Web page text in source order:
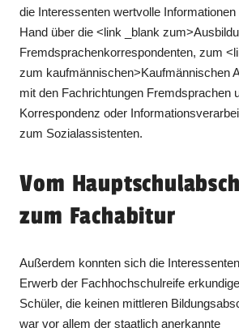
die Interessenten wertvolle
Hand über die <link _blank
Fremdsprachenkorrespondenten, zum
zum kaufmännischen>Kaufmännischen
mit den Fachrichtungen Fremdsprachen
Korrespondenz oder
zum Sozialassistenten.
Vom
zum Fachabitur
Außerdem konnten sich die
Erwerb der Fachhochschulreife
Schüler, die keinen mittleren
war vor allem der staatlich anerkannte